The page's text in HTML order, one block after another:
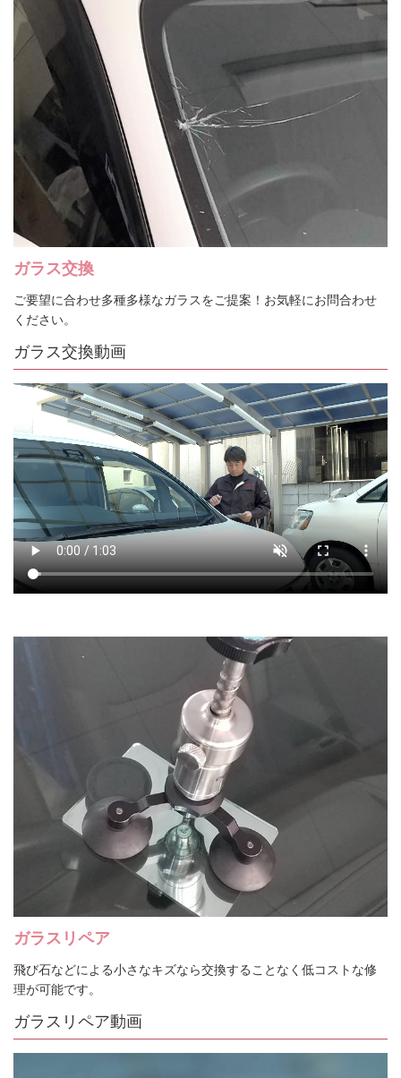
ガラス交換
ご要望に合わせ多種多様なガラスをご提案！お気軽にお問合わせ
ください。
ガラス交換動画
ガラスリペア
飛び石などによる小さなキズなら交換することなく低コストな修
理が可能です。
ガラスリペア動画